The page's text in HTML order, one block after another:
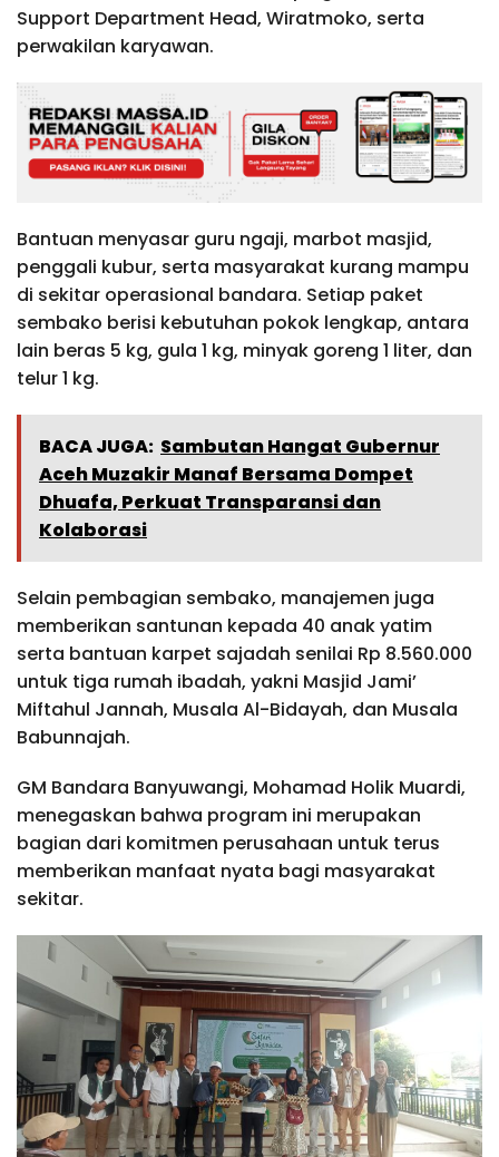
Support Department Head, Wiratmoko, serta
perwakilan karyawan.
Bantuan menyasar guru ngaji, marbot masjid,
penggali kubur, serta masyarakat kurang mampu
di sekitar operasional bandara. Setiap paket
sembako berisi kebutuhan pokok lengkap, antara
lain beras 5 kg, gula 1 kg, minyak goreng 1 liter, dan
telur 1 kg.
BACA JUGA: Sambutan Hangat Gubernur
Aceh Muzakir Manaf Bersama Dompet
Dhuafa, Perkuat Transparansi dan
Kolaborasi
Selain pembagian sembako, manajemen juga
memberikan santunan kepada 40 anak yatim
serta bantuan karpet sajadah senilai Rp 8.560.000
untuk tiga rumah ibadah, yakni Masjid Jami’
Miftahul Jannah, Musala Al-Bidayah, dan Musala
Babunnajah.
GM Bandara Banyuwangi, Mohamad Holik Muardi,
menegaskan bahwa program ini merupakan
bagian dari komitmen perusahaan untuk terus
memberikan manfaat nyata bagi masyarakat
sekitar.